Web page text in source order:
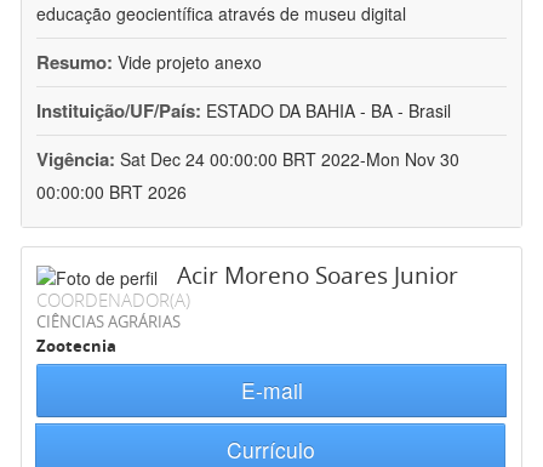
educação geocientífica através de museu digital
Resumo: Vide projeto anexo
Instituição/UF/País: ESTADO DA BAHIA - BA - Brasil
Vigência: Sat Dec 24 00:00:00 BRT 2022-Mon Nov 30
00:00:00 BRT 2026
Acir Moreno Soares Junior
COORDENADOR(A)
CIÊNCIAS AGRÁRIAS
Zootecnia
E-mail
Currículo